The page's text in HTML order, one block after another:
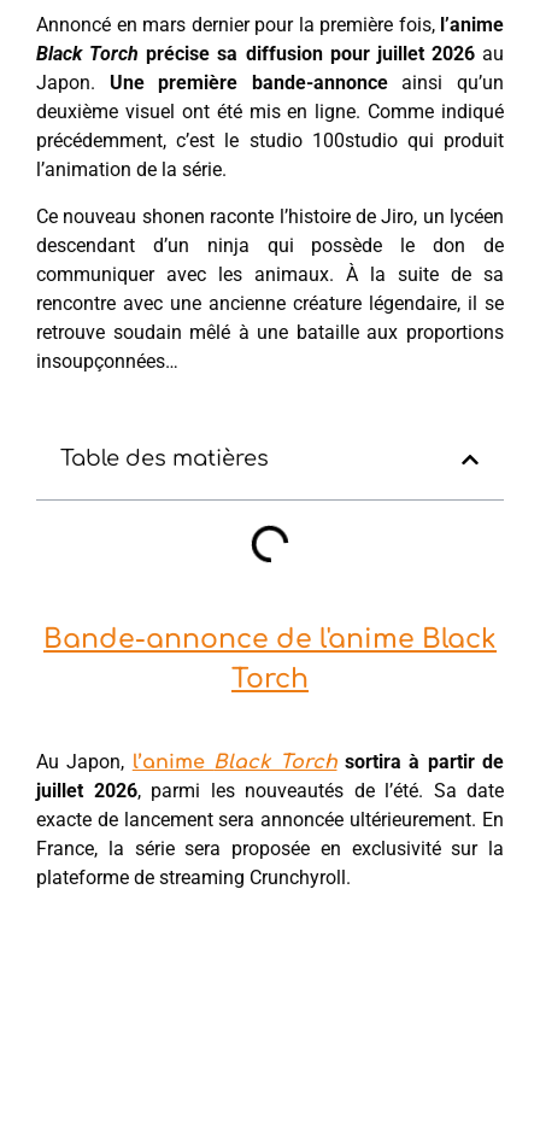
Annoncé en mars dernier pour la première fois, l’anime
Black Torch précise sa diffusion pour juillet 2026au
Japon. Une première bande-annonceainsi qu’un
deuxième visuel ont été mis en ligne. Comme indiqué
précédemment, c’est le studio 100studio qui produit
l’animation de la série.
Ce nouveau shonen raconte l’histoire de Jiro, un lycéen
descendant d’un ninja qui possède le don de
communiquer avec les animaux. À la suite de sa
rencontre avec une ancienne créature légendaire, il se
retrouve soudain mêlé à une bataille aux proportions
insoupçonnées…
Table des matières
Bande-annonce de l'anime Black
Torch
Au Japon, l’anime Black Torchsortira à partir de
juillet 2026, parmi les nouveautés de l’été. Sa date
exacte de lancement sera annoncée ultérieurement. En
France, la série sera proposée en exclusivité sur la
plateforme de streaming Crunchyroll.